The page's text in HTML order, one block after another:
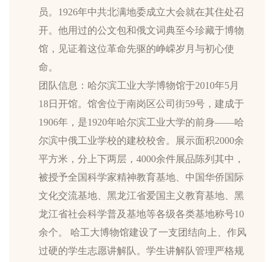
员。1926年中共北满地委成立大会就在其住处召
开。他用过的公文包和俄文词典至今珍藏于博物
馆，见证着这位革命先驱的峥嵘岁月与初心使
命。
团队信息：哈尔滨工业大学博物馆于2010年5月
18日开馆。馆舍位于南岗区公司街59号，建成于
1906年，是1920年哈尔滨工业大学的前身——哈
尔滨中俄工业学校的建校校舍。展示面积2000余
平方米，分上下两层，4000余件展品陈列其中，
被授予全国科学家精神教育基地、中国华侨国际
文化交流基地、黑龙江省爱国主义教育基地、黑
龙江省社会科学普及基地等各级各类基地称号10
余个。 哈工大博物馆建设了一支团结向上、作风
过硬的学生志愿讲解队。学生讲解队管理严格规